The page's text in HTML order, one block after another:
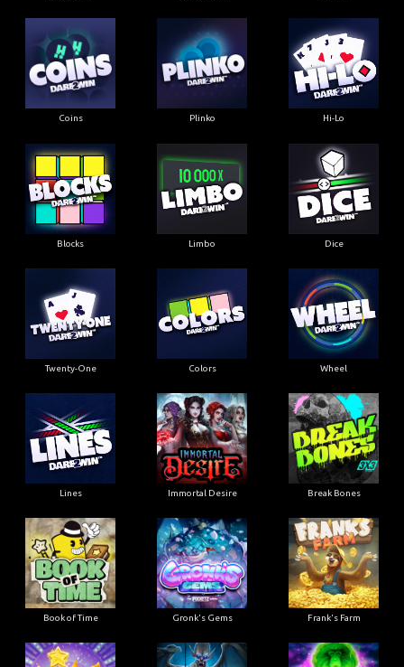
Coins Plinko Hi-Lo
Blocks Limbo Dice
Twenty-One Colors Wheel
Lines Immortal Desire Break Bones
Book of Time Gronk's Gems Frank's Farm